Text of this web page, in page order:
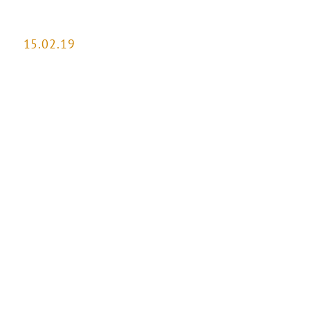
15.02.19